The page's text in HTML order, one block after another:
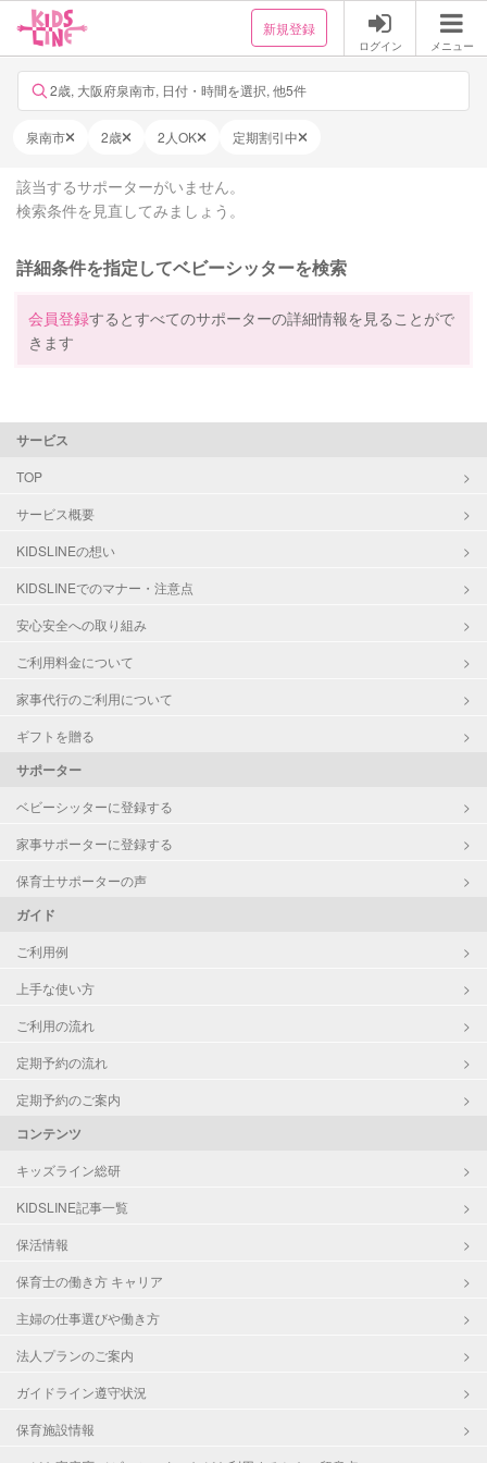
新規登録
ログイン メニュー
2歳, 大阪府泉南市, 日付・時間を選択, 他5件
泉南市 2歳 2人OK 定期割引中
該当するサポーターがいません。
検索条件を見直してみましょう。
詳細条件を指定してベビーシッターを検索
会員登録するとすべてのサポーターの詳細情報を見ることがで
きます
サービス
TOP
サービス概要
KIDSLINEの想い
KIDSLINEでのマナー・注意点
安心安全への取り組み
ご利用料金について
家事代行のご利用について
ギフトを贈る
サポーター
ベビーシッターに登録する
家事サポーターに登録する
保育士サポーターの声
ガイド
ご利用例
上手な使い方
ご利用の流れ
定期予約の流れ
定期予約のご案内
コンテンツ
キッズライン総研
KIDSLINE記事一覧
保活情報
保育士の働き方 キャリア
主婦の仕事選びや働き方
法人プランのご案内
ガイドライン遵守状況
保育施設情報